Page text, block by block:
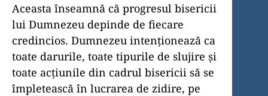
Aceasta înseamnă că progresul bisericii
lui Dumnezeu depinde de fiecare
credincios. Dumnezeu intenţionează ca
toate darurile, toate tipurile de slujire şi
toate acţiunile din cadrul bisericii să se
împletească în lucrarea de zidire, pe